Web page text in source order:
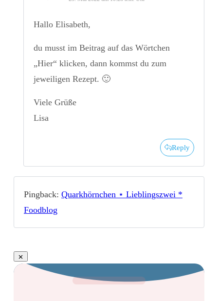
Hallo Elisabeth,
du musst im Beitrag auf das Wörtchen
„Hier“ klicken, dann kommst du zum
jeweiligen Rezept. 🙂
Viele Grüße
Lisa
Reply
Pingback: Quarkhörnchen ⋆ Lieblingszwei *
Foodblog